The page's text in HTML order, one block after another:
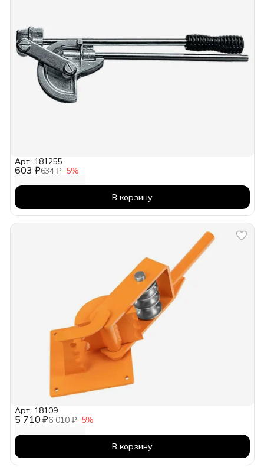
603 ₽634 ₽−5%
Арт: 181255
В корзину
5 710 ₽6 010 ₽−5%
Арт: 18109
В корзину